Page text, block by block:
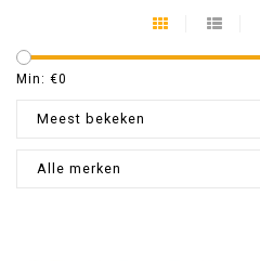
Min: €0
Meest bekeken
Alle merken